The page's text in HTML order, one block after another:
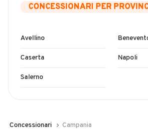
CONCESSIONARI PER
Avellino
Caserta Napoli
Salerno
Concessionari Campania